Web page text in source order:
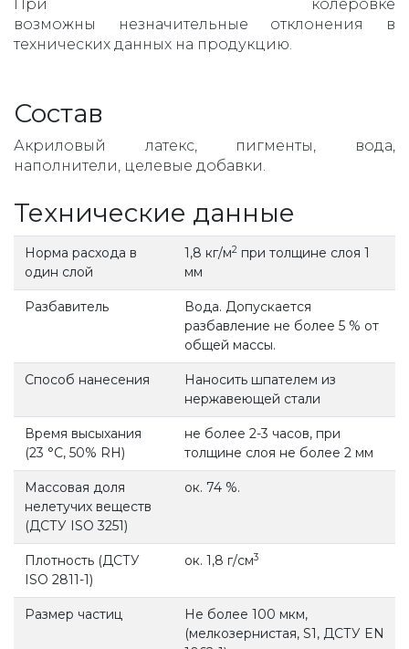
При колеровке
возможны незначительные отклонения в
технических данных на продукцию.
Состав
Акриловый латекс, пигменты, вода,
наполнители, целевые добавки.
Технические данные
Норма расхода в
один слой
1,8 кг/м2 при толщине слоя 1
мм
Разбавитель
Вода. Допускается
разбавление не более 5 % от
общей массы.
Способ нанесения
Наносить шпателем из
нержавеющей стали
Время высыхания
(23 °С, 50% RH)
не более 2-3 часов, при
толщине слоя не более 2 мм
Массовая доля
нелетучих веществ
(ДСТУ ISO 3251)
ок. 74 %.
Плотность (ДСТУ
ISO 2811-1)
ок. 1,8 г/см3
Размер частиц
Не более 100 мкм,
(мелкозернистая, S1, ДСТУ EN